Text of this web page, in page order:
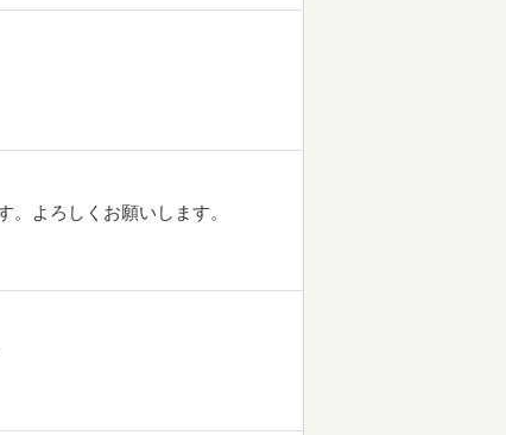
よろしくお願いします。